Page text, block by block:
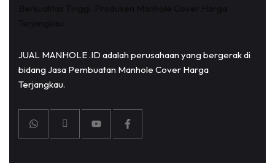
JUAL MANHOLE .ID adalah perusahaan yang bergerak di
bidang Jasa Pembuatan Manhole Cover Harga
Terjangkau.